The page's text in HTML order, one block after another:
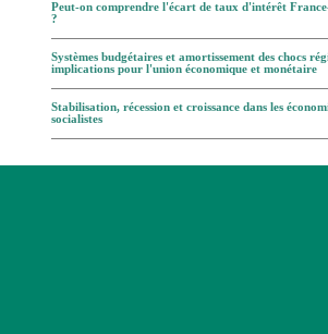
Peut-on comprendre l'écart de taux d'intérêt
?
Systèmes budgétaires et amortissement des chocs
implications pour l'union économique et monétaire
Stabilisation, récession et croissance dans les
socialistes